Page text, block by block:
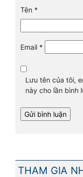
Tên *
Email *
Lưu tên của tôi,
này cho lần bình
THAM GIA